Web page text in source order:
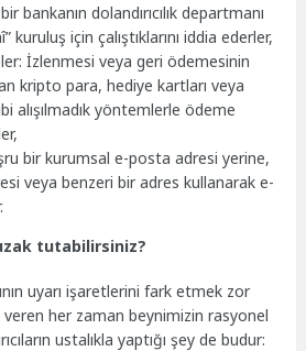
bankanın dolandırıcılık departmanı
kuruluş için çalıştıklarını iddia ederler,
İzlenmesi veya geri ödemesinin
kripto para, hediye kartları veya
alışılmadık yöntemlerle ödeme
bir kurumsal e-posta adresi yerine,
veya benzeri bir adres kullanarak e-
uzak tutabilirsiniz?
uyarı işaretlerini fark etmek zor
veren her zaman beynimizin rasyonel
ustalıkla yaptığı şey de budur: